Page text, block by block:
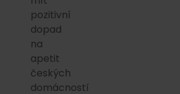
pozitivní
dopad
na
apetit
českých
domácností